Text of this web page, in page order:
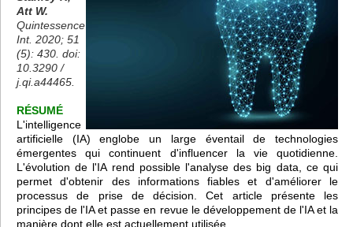
Att W.
Quintessence
Int. 2020; 51
(5): 430. doi:
10.3290 /
j.qi.a44465.
RÉSUMÉ
L'intelligence
artificielle (IA) englobe un large éventail de technologies
émergentes qui continuent d'influencer la vie quotidienne.
L'évolution de l'IA rend possible l'analyse des big data, ce qui
permet d'obtenir des informations fiables et d'améliorer le
processus de prise de décision. Cet article présente les
principes de l'IA et passe en revue le développement de l'IA et la
manière dont elle est actuellement utilisée.